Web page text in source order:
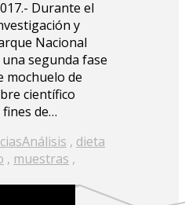
Durante el
y
Nacional
segunda fase
mochuelo de
científico
de…
Análisis , dieta
, muestras ,